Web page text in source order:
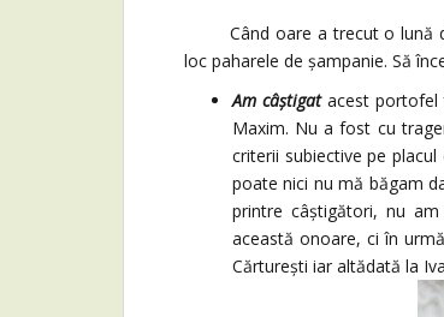
Când oare a trecut o lună
loc paharele de șampanie. Să
Am câștigatacest portofel
Maxim. Nu a fost cu
criterii subiective pe
poate nici nu mă băgam
printre câștigători, nu
această onoare, ci în
Cărturești iar altădată la